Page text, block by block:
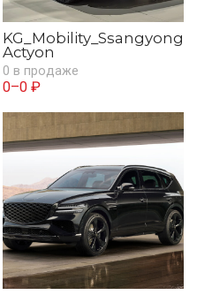
KG_Mobility_Ssangyong
Actyon
0 в продаже
0–0 ₽